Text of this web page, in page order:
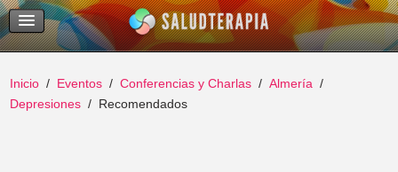
Temas Recientes
Buscar
Inicio Eventos Conferencias y Charlas
Almería
Depresiones
Recomendados